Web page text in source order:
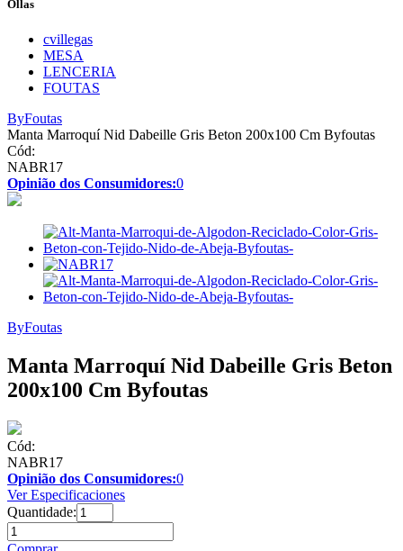
Ollas
cvillegas
MESA
LENCERIA
FOUTAS
ByFoutas
Manta Marroquí Nid Dabeille Gris Beton 200x100 Cm Byfoutas
Cód:
NABR17
Opinião dos Consumidores:0
ByFoutas
Manta Marroquí Nid Dabeille Gris Beton
200x100 Cm Byfoutas
Cód:
NABR17
Opinião dos Consumidores:0
Ver Especificaciones
Quantidade: